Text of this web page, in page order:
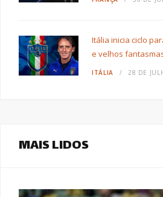
Itália inicia ciclo
e velhos
ITÁLIA 28 DE
MAIS LIDOS